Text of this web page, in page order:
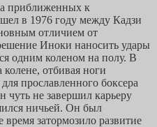
приближенных к
в 1976 году между Кадзи
отличием от
Иноки наносить удары
одним коленом на полу. В
колене, отбивая ноги
прославленного боксера
чуть не завершил карьеру
ничьей. Он был
затормозило развитие